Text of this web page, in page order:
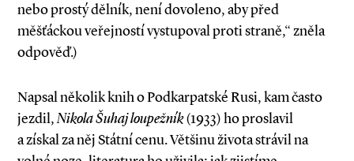
nebo prostý dělník, není dovoleno, aby před
měšťáckou veřejností vystupoval proti straně,“ zněla
odpověď.)
Napsal několik knih o Podkarpatské Rusi, kam často
jezdil,Nikola Šuhaj loupežník(1933) ho proslavil
a získal za něj Státní cenu. Většinu života strávil na